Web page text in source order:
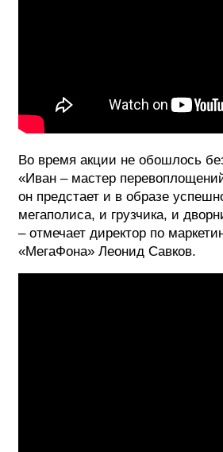
Во время акции не обошлось
«Иван – мастер
он предстает и в образе
мегаполиса, и грузчика, и
– отмечает директор по
«МегаФона» Леонид Савков.